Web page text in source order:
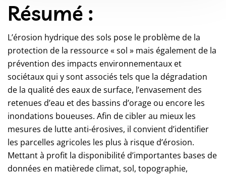
Résumé :
L’érosion hydrique des sols pose le problème de la
protection de la ressource « sol » mais également de la
prévention des impacts environnementaux et
sociétaux qui y sont associés tels que la dégradation
de la qualité des eaux de surface, l’envasement des
retenues d’eau et des bassins d’orage ou encore les
inondations boueuses. Afin de cibler au mieux les
mesures de lutte anti-érosives, il convient d’identifier
les parcelles agricoles les plus à risque d’érosion.
Mettant à profit la disponibilité d’importantes bases de
données en matièrede climat, sol, topographie,